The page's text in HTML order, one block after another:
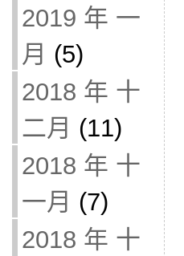
2019 年 一
月 (5)
2018 年 十
二月 (11)
2018 年 十
一月 (7)
2018 年 十